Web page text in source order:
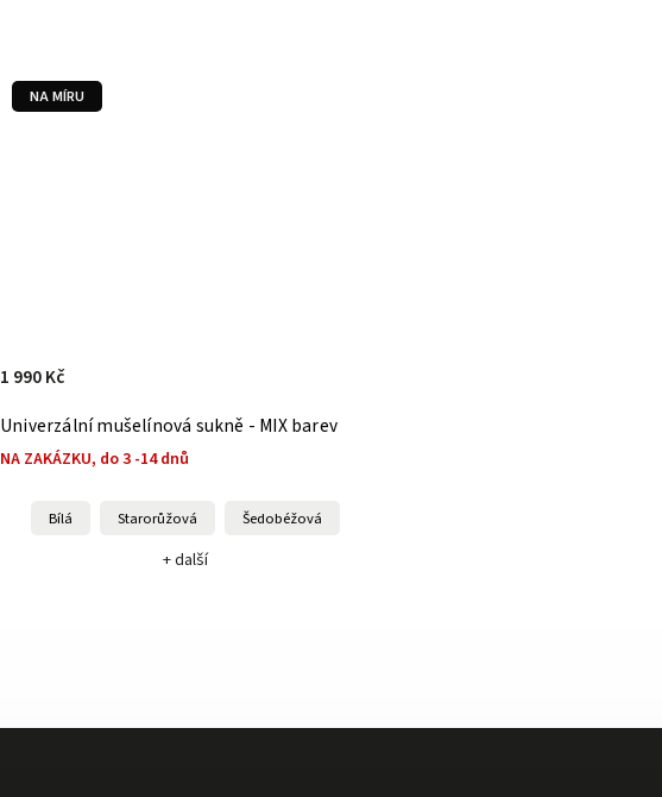
NA MÍRU
Univerzální mušelínová sukně - MIX barev
NA ZAKÁZKU, do 3 -14 dnů
1 990 Kč
Bílá Starorůžová Šedobéžová
+ další